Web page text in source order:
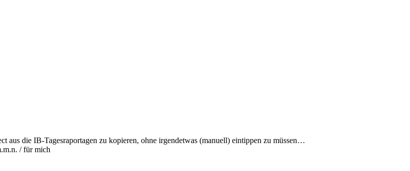
aus die IB-Tagesraportagen zu kopieren, ohne irgendetwas (manuell) eintippen zu müssen…
/ für mich